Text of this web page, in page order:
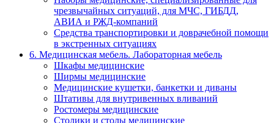
чрезвычайных ситуаций, для МЧС, ГИБДД,
АВИА и РЖД-компаний
Средства транспортировки и доврачебной помощи
в экстренных ситуациях
6. Медицинская мебель. Лабораторная мебель
Шкафы медицинские
Ширмы медицинские
Медицинские кушетки, банкетки и диваны
Штативы для внутривенных вливаний
Ростомеры медицинские
Столики и столы медицинские